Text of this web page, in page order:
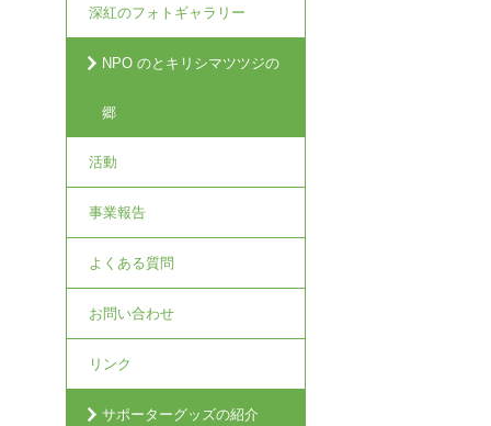
深紅のフォトギャラリー
NPO のとキリシマツツジの
郷
活動
事業報告
よくある質問
お問い合わせ
リンク
サポーターグッズの紹介